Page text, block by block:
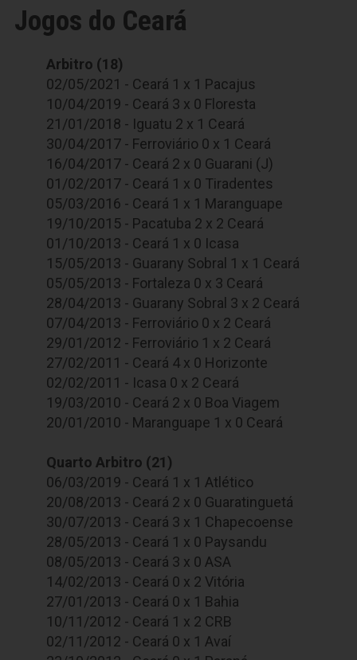
Jogos do Ceará
Arbitro (18)
02/05/2021 - Ceará 1 x 1 Pacajus
10/04/2019 - Ceará 3 x 0 Floresta
21/01/2018 - Iguatu 2 x 1 Ceará
30/04/2017 - Ferroviário 0 x 1 Ceará
16/04/2017 - Ceará 2 x 0 Guarani (J)
01/02/2017 - Ceará 1 x 0 Tiradentes
05/03/2016 - Ceará 1 x 1 Maranguape
19/10/2015 - Pacatuba 2 x 2 Ceará
01/10/2013 - Ceará 1 x 0 Icasa
15/05/2013 - Guarany Sobral 1 x 1 Ceará
05/05/2013 - Fortaleza 0 x 3 Ceará
28/04/2013 - Guarany Sobral 3 x 2 Ceará
07/04/2013 - Ferroviário 0 x 2 Ceará
29/01/2012 - Ferroviário 1 x 2 Ceará
27/02/2011 - Ceará 4 x 0 Horizonte
02/02/2011 - Icasa 0 x 2 Ceará
19/03/2010 - Ceará 2 x 0 Boa Viagem
20/01/2010 - Maranguape 1 x 0 Ceará
Quarto Arbitro (21)
06/03/2019 - Ceará 1 x 1 Atlético
20/08/2013 - Ceará 2 x 0 Guaratinguetá
30/07/2013 - Ceará 3 x 1 Chapecoense
28/05/2013 - Ceará 1 x 0 Paysandu
08/05/2013 - Ceará 3 x 0 ASA
14/02/2013 - Ceará 0 x 2 Vitória
27/01/2013 - Ceará 0 x 1 Bahia
10/11/2012 - Ceará 1 x 2 CRB
02/11/2012 - Ceará 0 x 1 Avaí